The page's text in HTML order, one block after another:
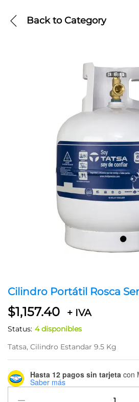
Back toCategory
Cilindro Portátil Rosca
$1,157.40 + IVA
Status: 4 disponibles
Tatsa, Cilindro Estandar 9.5 Kg
Hasta 12 pagos sin tarjeta con
Saber más